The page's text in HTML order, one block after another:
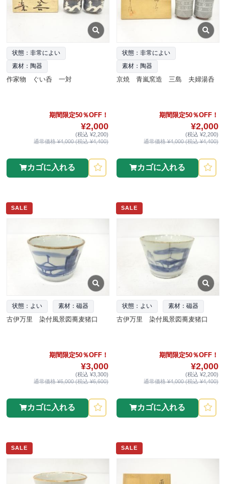
状態：非常によい
素材：陶器
作家物 ぐい呑 一対
期間限定50％OFF！
¥2,000
(税込 ¥2,200)
通常価格 ¥4,000 (税込 ¥4,400)
カゴに入れる
状態：非常によい
素材：陶器
京焼 青嵐窯造 三島 夫婦湯呑
期間限定50％OFF！
¥2,000
(税込 ¥2,200)
通常価格 ¥4,000 (税込 ¥4,400)
カゴに入れる
SALE
状態：よい 素材：磁器
古伊万里 染付風景図蕎麦猪口
期間限定50％OFF！
¥3,000
(税込 ¥3,300)
通常価格 ¥6,000 (税込 ¥6,600)
カゴに入れる
SALE
状態：よい 素材：磁器
古伊万里 染付風景図蕎麦猪口
期間限定50％OFF！
¥2,000
(税込 ¥2,200)
通常価格 ¥4,000 (税込 ¥4,400)
カゴに入れる
SALE SALE